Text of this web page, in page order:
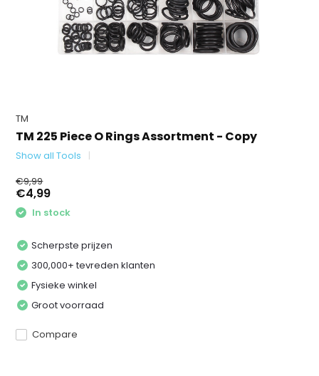
TM
TM 225 Piece O Rings Assortment - Copy
Show all Tools
€9,99
€4,99
In stock
Scherpste prijzen
300,000+ tevreden klanten
Fysieke winkel
Groot voorraad
Compare